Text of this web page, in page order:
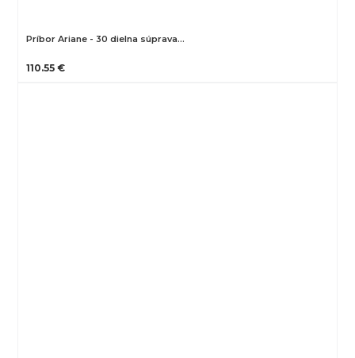
Príbor Ariane - 30 dielna súprava…
110.55 €